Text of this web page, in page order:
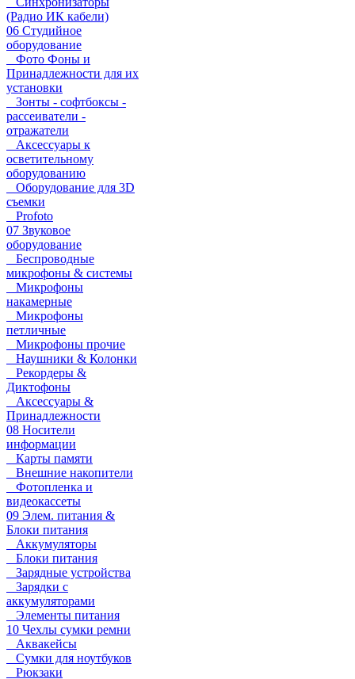
(Радио ИК кабели)
06 Студийное
оборудование
Фото Фоны и
Принадлежности для их
установки
Зонты - софтбоксы -
рассеиватели -
отражатели
Аксессуары к
осветительному
оборудованию
Оборудование для 3D
съемки
Profoto
07 Звуковое
оборудование
Беспроводные
микрофоны & системы
Микрофоны
накамерные
Микрофоны
петличные
Микрофоны прочие
Наушники & Колонки
Рекордеры &
Диктофоны
Аксессуары &
Принадлежности
08 Носители
информации
Карты памяти
Внешние накопители
Фотопленка и
видеокассеты
09 Элем. питания &
Блоки питания
Аккумуляторы
Блоки питания
Зарядные устройства
Зарядки с
аккумуляторами
Элементы питания
10 Чехлы сумки ремни
Аквакейсы
Сумки для ноутбуков
Рюкзаки